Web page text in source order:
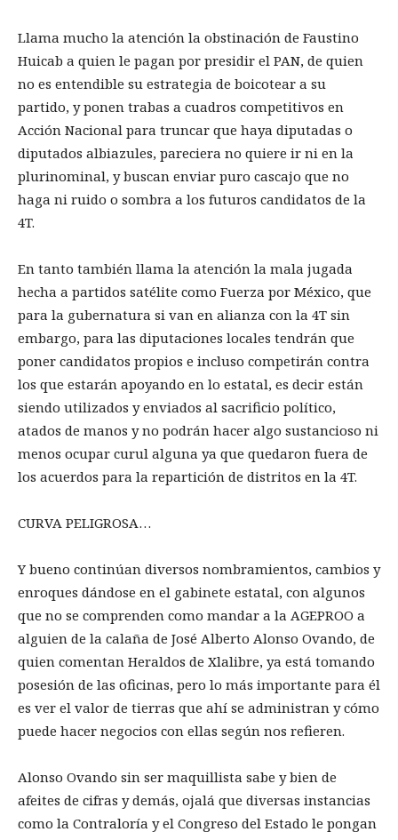
Llama mucho la atención la obstinación de Faustino
Huicab a quien le pagan por presidir el PAN, de quien
no es entendible su estrategia de boicotear a su
partido, y ponen trabas a cuadros competitivos en
Acción Nacional para truncar que haya diputadas o
diputados albiazules, pareciera no quiere ir ni en la
plurinominal, y buscan enviar puro cascajo que no
haga ni ruido o sombra a los futuros candidatos de la
4T.
En tanto también llama la atención la mala jugada
hecha a partidos satélite como Fuerza por México, que
para la gubernatura si van en alianza con la 4T sin
embargo, para las diputaciones locales tendrán que
poner candidatos propios e incluso competirán contra
los que estarán apoyando en lo estatal, es decir están
siendo utilizados y enviados al sacrificio político,
atados de manos y no podrán hacer algo sustancioso ni
menos ocupar curul alguna ya que quedaron fuera de
los acuerdos para la repartición de distritos en la 4T.
CURVA PELIGROSA…
Y bueno continúan diversos nombramientos, cambios y
enroques dándose en el gabinete estatal, con algunos
que no se comprenden como mandar a la AGEPROO a
alguien de la calaña de José Alberto Alonso Ovando, de
quien comentan Heraldos de Xlalibre, ya está tomando
posesión de las oficinas, pero lo más importante para él
es ver el valor de tierras que ahí se administran y cómo
puede hacer negocios con ellas según nos refieren.
Alonso Ovando sin ser maquillista sabe y bien de
afeites de cifras y demás, ojalá que diversas instancias
como la Contraloría y el Congreso del Estado le pongan